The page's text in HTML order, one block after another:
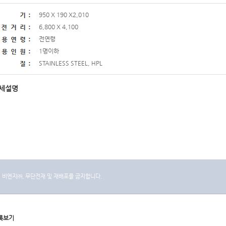
950 X 190 X2,010
6,800 X 4,100
전연령
1명이하
STAINLESS STEEL, HPL
설명
비엔지㈜, 무단전재 및 재배포를 금지합니다.
보기